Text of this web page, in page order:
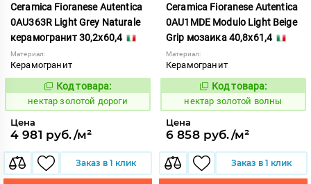
Ceramica Fioranese Autentica
0AU363R Light Grey Naturale
керамогранит 30,2x60,4
Материал:
Керамогранит
1129147
Код товара:
нектар золотой дороги
Цена
4 981 руб./м²
Заказ в 1 клик
Ceramica Fioranese Autentica
0AU1MDE Modulo Light Beige
Grip мозаика 40,8x61,4
Материал:
Керамогранит
1129137
Код товара:
нектар золотой волны
Цена
6 858 руб./м²
Заказ в 1 клик